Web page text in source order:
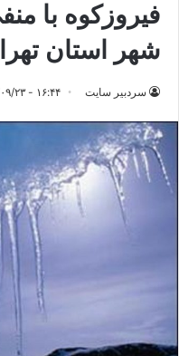
شهر استان
سردبیر سایت ۱۶:۴۴ - ۱۴۰۰/۰۹/۲۳